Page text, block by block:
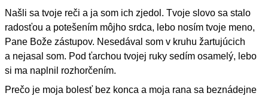
Našli sa tvoje reči a ja som ich zjedol. Tvoje slovo sa stalo
radosťou a potešením môjho srdca, lebo nosím tvoje meno,
Pane Bože zástupov. Nesedával som v kruhu žartujúcich
a nejasal som. Pod ťarchou tvojej ruky sedím osamelý, lebo
si ma naplnil rozhorčením.
Prečo je moja bolesť bez konca a moja rana sa beznádejne